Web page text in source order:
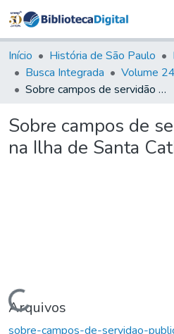
&
Tudo na
Início História de São Paulo
Busca Integrada
Sobre campos de servidão publica na Ilha de Santa Catharina
Sobre campos de
na Ilha de Santa
Carregando...
Arquivos
sobre-campos-de-servidao-